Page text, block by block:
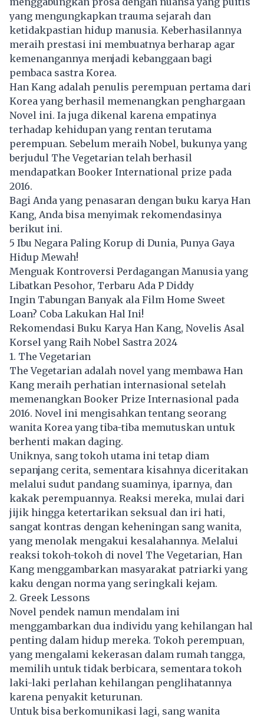
yang mengungkapkan trauma sejarah dan
ketidakpastian hidup manusia. Keberhasilannya
meraih prestasi ini membuatnya berharap agar
kemenangannya menjadi kebanggaan bagi
pembaca sastra Korea.
Han Kang adalah penulis perempuan pertama dari
Korea yang berhasil memenangkan penghargaan
Novel ini. Ia juga dikenal karena empatinya
terhadap kehidupan yang rentan terutama
perempuan. Sebelum meraih Nobel, bukunya yang
berjudul The Vegetarian telah berhasil
mendapatkan Booker International prize pada
2016.
Bagi Anda yang penasaran dengan buku karya Han
Kang, Anda bisa menyimak rekomendasinya
berikut ini.
5 Ibu Negara Paling Korup di Dunia, Punya Gaya
Hidup Mewah!
Menguak Kontroversi Perdagangan Manusia yang
Libatkan Pesohor, Terbaru Ada P Diddy
Ingin Tabungan Banyak ala Film Home Sweet
Loan? Coba Lakukan Hal Ini!
Rekomendasi Buku Karya Han Kang, Novelis Asal
Korsel yang Raih Nobel Sastra 2024
1. The Vegetarian
The Vegetarian adalah novel yang membawa Han
Kang meraih perhatian internasional setelah
memenangkan Booker Prize Internasional pada
2016. Novel ini mengisahkan tentang seorang
wanita Korea yang tiba-tiba memutuskan untuk
berhenti makan daging.
Uniknya, sang tokoh utama ini tetap diam
sepanjang cerita, sementara kisahnya diceritakan
melalui sudut pandang suaminya, iparnya, dan
kakak perempuannya. Reaksi mereka, mulai dari
jijik hingga ketertarikan seksual dan iri hati,
sangat kontras dengan keheningan sang wanita,
yang menolak mengakui kesalahannya. Melalui
reaksi tokoh-tokoh di novel The Vegetarian, Han
Kang menggambarkan masyarakat patriarki yang
kaku dengan norma yang seringkali kejam.
2. Greek Lessons
Novel pendek namun mendalam ini
menggambarkan dua individu yang kehilangan hal
penting dalam hidup mereka. Tokoh perempuan,
yang mengalami kekerasan dalam rumah tangga,
memilih untuk tidak berbicara, sementara tokoh
laki-laki perlahan kehilangan penglihatannya
karena penyakit keturunan.
Untuk bisa berkomunikasi lagi, sang wanita